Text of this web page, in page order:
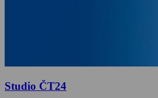
Studio ČT24